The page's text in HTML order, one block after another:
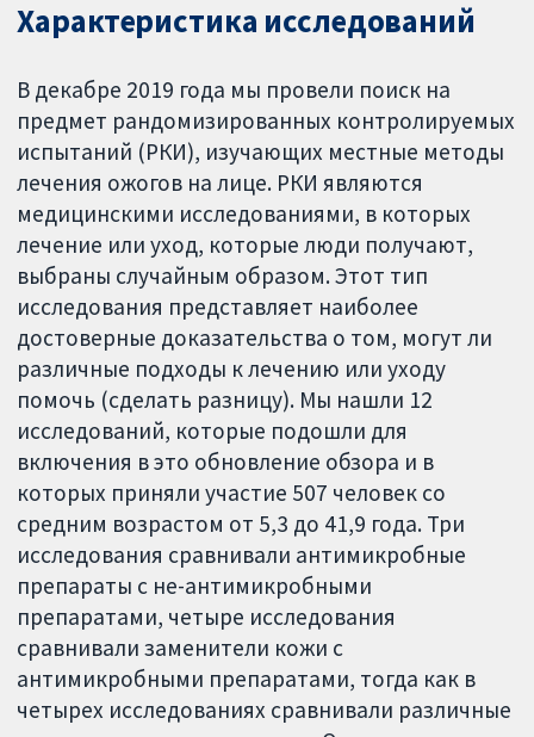
Характеристика исследований
В декабре 2019 года мы провели поиск на
предмет рандомизированных контролируемых
испытаний (РКИ), изучающих местные методы
лечения ожогов на лице. РКИ являются
медицинскими исследованиями, в которых
лечение или уход, которые люди получают,
выбраны случайным образом. Этот тип
исследования представляет наиболее
достоверные доказательства о том, могут ли
различные подходы к лечению или уходу
помочь (сделать разницу). Мы нашли 12
исследований, которые подошли для
включения в это обновление обзора и в
которых приняли участие 507 человек со
средним возрастом от 5,3 до 41,9 года. Три
исследования сравнивали антимикробные
препараты с не-антимикробными
препаратами, четыре исследования
сравнивали заменители кожи с
антимикробными препаратами, тогда как в
четырех исследованиях сравнивали различные